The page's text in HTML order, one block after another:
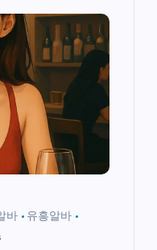
바
유흥알바